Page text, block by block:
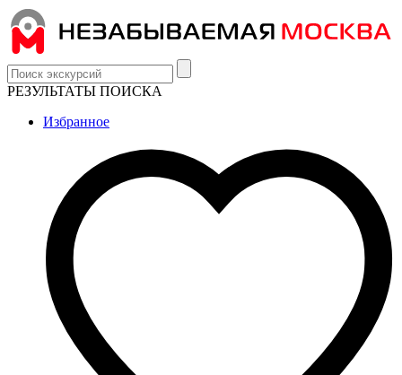
РЕЗУЛЬТАТЫ ПОИСКА
Избранное